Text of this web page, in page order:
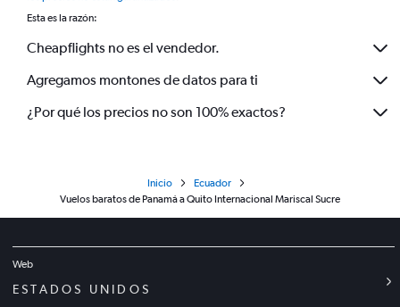
Esta es la razón:
Cheapflights no es el vendedor.
Agregamos montones de datos para ti
¿Por qué los precios no son 100% exactos?
Inicio
Ecuador
Vuelos baratos de Panamá a Quito Internacional Mariscal Sucre
Web
ESTADOS UNIDOS